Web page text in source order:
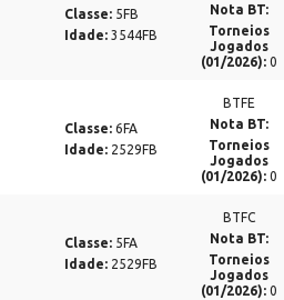
Classe: 5FB
Idade: 3544FB
Nota BT:
Torneios
Jogados
(01/2026): 0
Classe: 6FA
Idade: 2529FB
BTFE
Nota BT:
Torneios
Jogados
(01/2026): 0
Classe: 5FA
Idade: 2529FB
BTFC
Nota BT:
Torneios
Jogados
(01/2026): 0